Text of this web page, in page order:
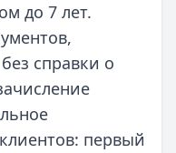
до 7 лет.
справки о
первый